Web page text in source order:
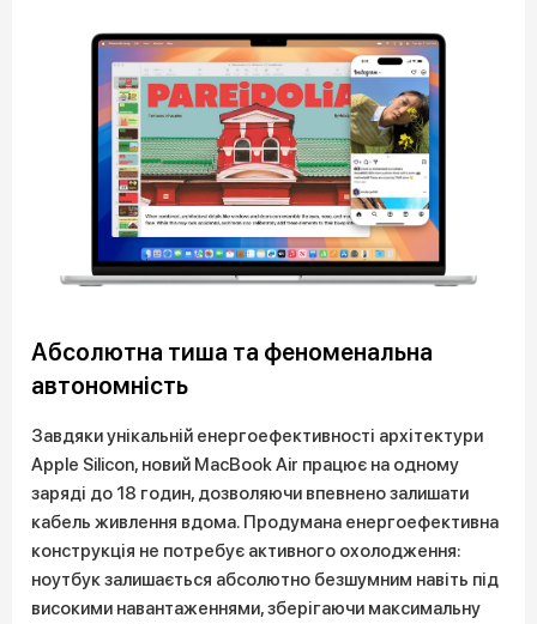
Абсолютна тиша та феноменальна
автономність
Завдяки унікальній енергоефективності архітектури
Apple Silicon, новий MacBook Air працює на одному
заряді до 18 годин, дозволяючи впевнено залишати
кабель живлення вдома. Продумана енергоефективна
конструкція не потребує активного охолодження:
ноутбук залишається абсолютно безшумним навіть під
високими навантаженнями, зберігаючи максимальну